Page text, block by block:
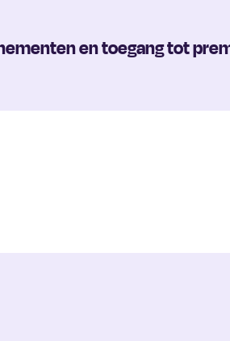
en toegang tot